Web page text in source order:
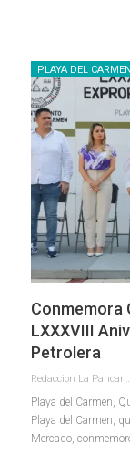
PLAYA DEL CARMEN
Conmemora
LXXXVIII
Petrolera
Redaccion La Pancarta De Quintana Roo
Playa del Carmen,
Playa del Carmen,
Mercado,